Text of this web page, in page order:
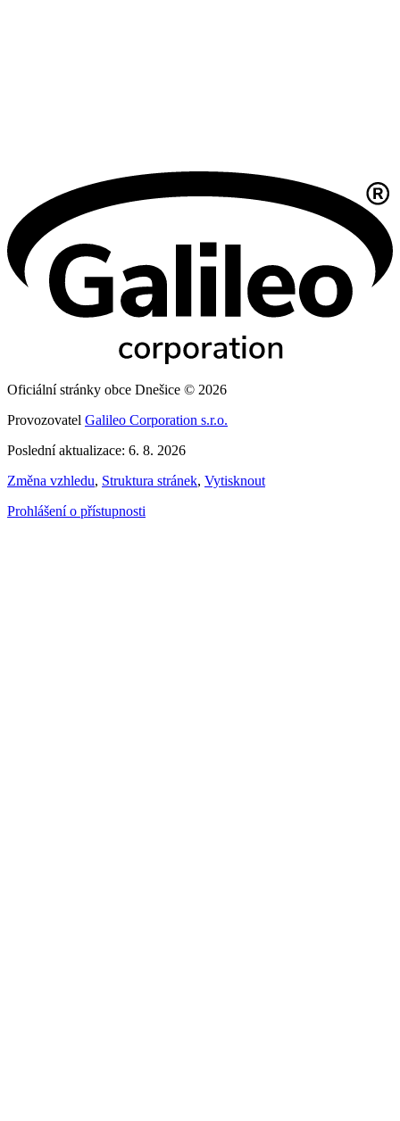
Oficiální stránky obce Dnešice © 2026
Provozovatel Galileo Corporation s.r.o.
Poslední aktualizace: 6. 8. 2026
Změna vzhledu, Struktura stránek, Vytisknout
Prohlášení o přístupnosti